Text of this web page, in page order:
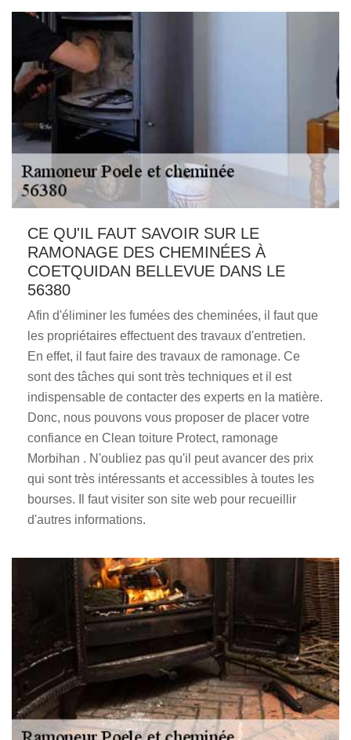
CE QU'IL FAUT SAVOIR SUR LE
RAMONAGE DES CHEMINÉES À
COETQUIDAN BELLEVUE DANS LE
56380
Afin d'éliminer les fumées des cheminées, il faut que
les propriétaires effectuent des travaux d'entretien.
En effet, il faut faire des travaux de ramonage. Ce
sont des tâches qui sont très techniques et il est
indispensable de contacter des experts en la matière.
Donc, nous pouvons vous proposer de placer votre
confiance en Clean toiture Protect, ramonage
Morbihan . N'oubliez pas qu'il peut avancer des prix
qui sont très intéressants et accessibles à toutes les
bourses. Il faut visiter son site web pour recueillir
d'autres informations.